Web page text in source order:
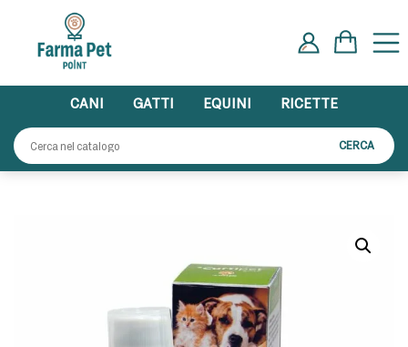
content
CANI GATTI EQUINI
RICETTE
CERCA